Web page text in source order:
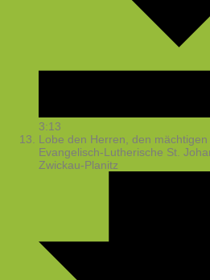
3:13
Lobe den Herren, den
Evangelisch-Lutherische St.
Zwickau-Planitz